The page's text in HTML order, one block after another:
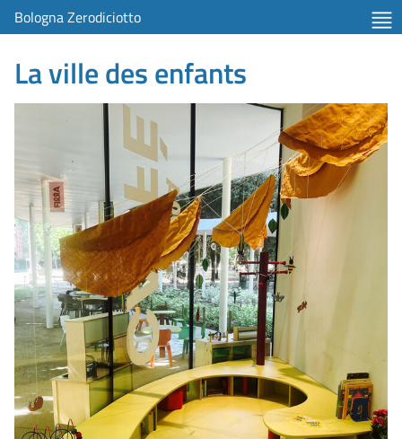
Bologna Zerodiciotto
La ville des enfants